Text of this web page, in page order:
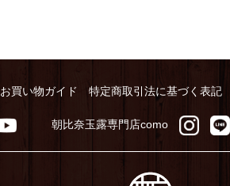
お買い物ガイド 特定商取引法に基づく表記
朝比奈玉露専門店como